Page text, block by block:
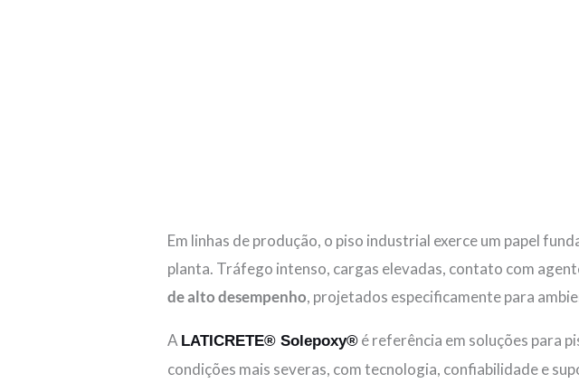
Em linhas de produção, o piso industrial exerce um papel
planta. Tráfego intenso, cargas elevadas, contato com
de alto desempenho, projetados especificamente para
A LATICRETE® Solepoxy® é referência em soluções para
condições mais severas, com tecnologia, confiabilidade e